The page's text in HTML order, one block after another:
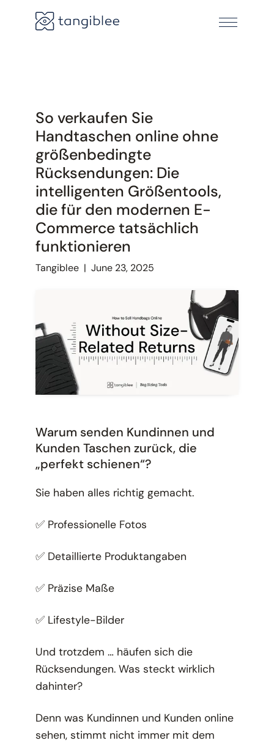
So verkaufen Sie
Handtaschen online ohne
größenbedingte
Rücksendungen: Die
intelligenten Größentools,
die für den modernen E-
Commerce tatsächlich
funktionieren
Tangiblee| June 23, 2025
Warum senden Kundinnen und
Kunden Taschen zurück, die
„perfekt schienen“?
Sie haben alles richtig gemacht.
✅ Professionelle Fotos
✅ Detaillierte Produktangaben
✅ Präzise Maße
✅ Lifestyle-Bilder
Und trotzdem … häufen sich die
Rücksendungen. Was steckt wirklich
dahinter?
Denn was Kundinnen und Kunden online
sehen, stimmt nicht immer mit dem